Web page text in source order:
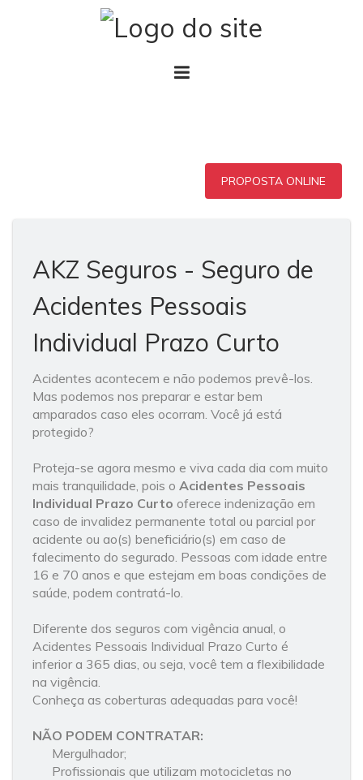
PROPOSTA ONLINE
AKZ Seguros - Seguro de
Acidentes Pessoais
Individual Prazo Curto
Acidentes acontecem e não podemos prevê-los.
Mas podemos nos preparar e estar bem
amparados caso eles ocorram. Você já está
protegido?
Proteja-se agora mesmo e viva cada dia com muito
mais tranquilidade, pois oAcidentes Pessoais
Individual Prazo Curto oferece indenização em
caso de invalidez permanente total ou parcial por
acidente ou ao(s) beneficiário(s) em caso de
falecimento do segurado. Pessoas com idade entre
16 e 70 anos e que estejam em boas condições de
saúde, podem contratá-lo.
Diferente dos seguros com vigência anual, o
Acidentes Pessoais Individual Prazo Curto é
inferior a 365 dias, ou seja, você tem a flexibilidade
na vigência.
Conheça as coberturas adequadas para você!
NÃO PODEM CONTRATAR:
Mergulhador;
Profissionais que utilizam motocicletas no